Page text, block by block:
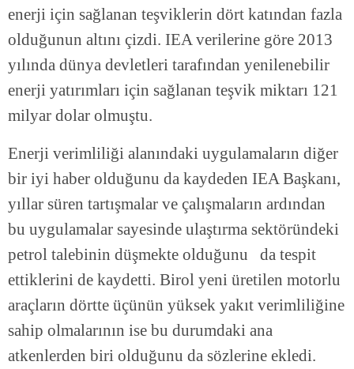
enerji için sağlanan teşviklerin dört katından fazla
olduğunun altını çizdi. IEA verilerine göre 2013
yılında dünya devletleri tarafından yenilenebilir
enerji yatırımları için sağlanan teşvik miktarı 121
milyar dolar olmuştu.
Enerji verimliliği alanındaki uygulamaların diğer
bir iyi haber olduğunu da kaydeden IEA Başkanı,
yıllar süren tartışmalar ve çalışmaların ardından
bu uygulamalar sayesinde ulaştırma sektöründeki
petrol talebinin düşmekte olduğunu da tespit
ettiklerini de kaydetti. Birol yeni üretilen motorlu
araçların dörtte üçünün yüksek yakıt verimliliğine
sahip olmalarının ise bu durumdaki ana
atkenlerden biri olduğunu da sözlerine ekledi.